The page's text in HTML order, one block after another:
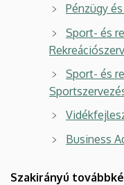
Pénzügy
Sport- és
Sport- és
Business
Szakirányú